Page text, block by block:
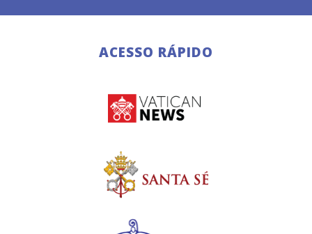
ACESSO RÁPIDO